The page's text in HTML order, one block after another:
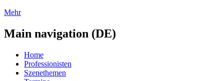
Mehr
Main navigation (DE)
Home
Professionisten
Szenethemen